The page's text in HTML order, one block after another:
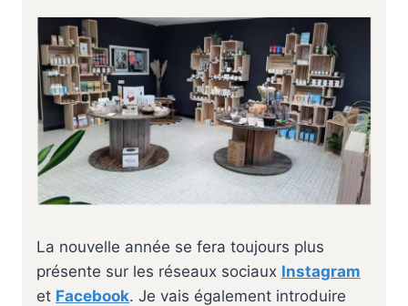
La nouvelle année se fera toujours plus
présente sur les réseaux sociaux Instagram
et Facebook. Je vais également introduire